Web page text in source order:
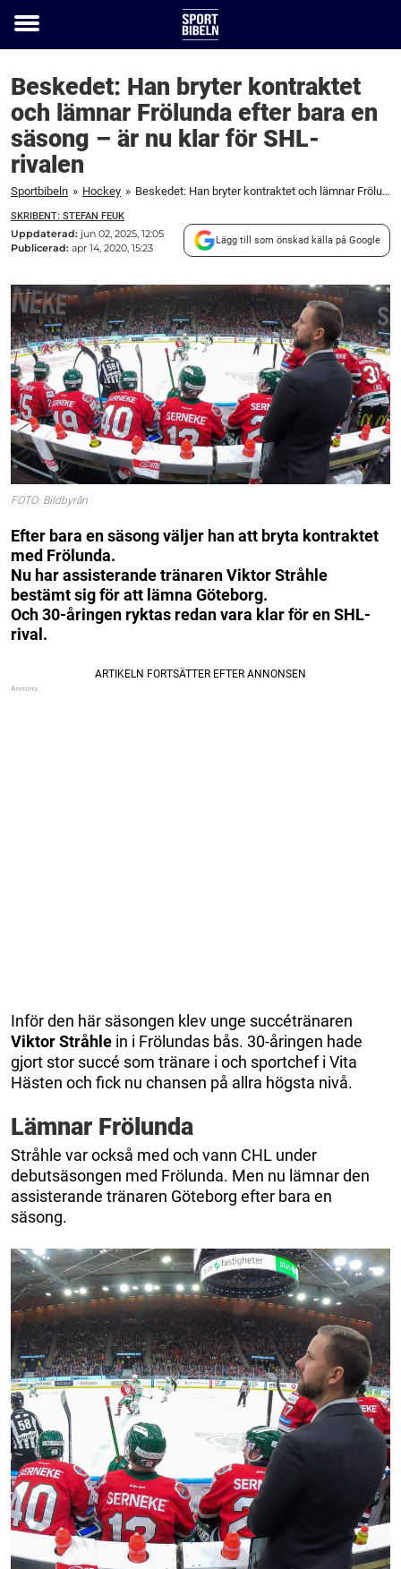
Toggle
Beskedet: Han bryter kontraktet
och lämnar Frölunda efter bara en
säsong – är nu klar för SHL-
rivalen
Sportbibeln » Hockey » Beskedet: Han bryter kontraktet och lämnar Frölunda efter bara en säsong – är nu klar för SHL-rivalen
SKRIBENT: STEFAN FEUK
Uppdaterad: jun 02, 2025, 12:05
Publicerad: apr 14, 2020, 15:23
Lägg till som önskad källa på Google
FOTO: Bildbyrån
Efter bara en säsong väljer han att bryta kontraktet
med Frölunda.
Nu har assisterande tränaren Viktor Stråhle
bestämt sig för att lämna Göteborg.
Och 30-åringen ryktas redan vara klar för en SHL-
rival.
Inför den här säsongen klev unge succétränaren
Viktor Stråhle in i Frölundas bås. 30-åringen hade
gjort stor succé som tränare i och sportchef i Vita
Hästen och fick nu chansen på allra högsta nivå.
Lämnar Frölunda
Stråhle var också med och vann CHL under
debutsäsongen med Frölunda. Men nu lämnar den
assisterande tränaren Göteborg efter bara en
säsong.